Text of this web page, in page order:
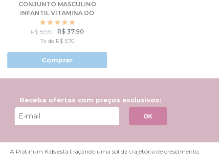
CONJUNTO MASCULINO
INFANTIL VITAMINA DO
OCEANO
R$ 59,90 R$ 37,90
7x de R$ 5,70
Comprar
Receba ofertas com preços exclusivos:
OK
A Platinum Kids está traçando uma sólida trajetória de crescimento,